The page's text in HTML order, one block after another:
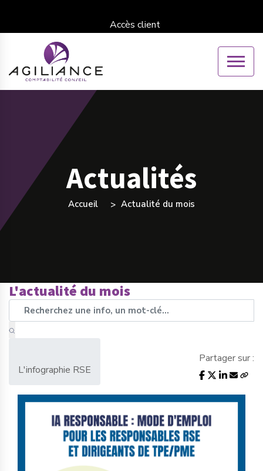
Accès client
Actualités
Accueil Actualité du mois
L'actualité du mois
L'infographie RSE
Partager sur :